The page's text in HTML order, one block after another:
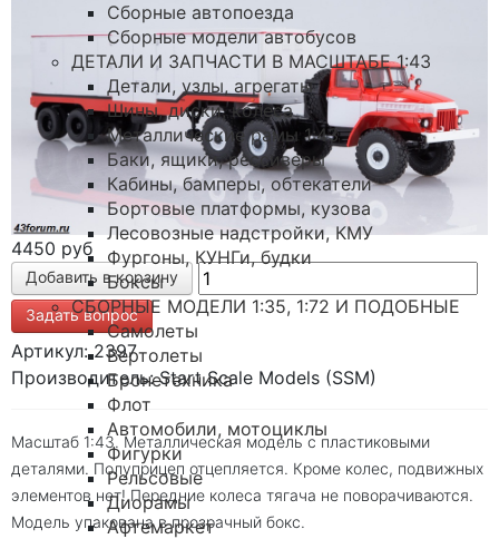
Сборные автопоезда
Сборные модели автобусов
ДЕТАЛИ И ЗАПЧАСТИ В МАСШТАБЕ 1:43
Детали, узлы, агрегаты
Шины, диски, колеса
Металлические рамы 1:43
Баки, ящики, рессиверы
Кабины, бамперы, обтекатели
Бортовые платформы, кузова
Лесовозные надстройки, КМУ
Фургоны, КУНГи, будки
Боксы
СБОРНЫЕ МОДЕЛИ 1:35, 1:72 И ПОДОБНЫЕ
Самолеты
Вертолеты
Бронетехника
Флот
Автомобили, мотоциклы
Фигурки
Рельсовые
Диорамы
Афтемаркет
4450 руб
Задать вопрос
Артикул: 2397
Производитель: Start Scale Models (SSM)
Масштаб 1:43. Металлическая модель с пластиковыми
деталями. Полуприцеп отцепляется. Кроме колес, подвижных
элементов нет! Передние колеса тягача не поворачиваются.
Модель упакована в прозрачный бокс.